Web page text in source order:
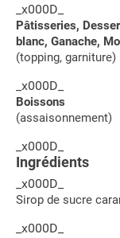
_x000D_
Pâtisseries,
blanc, Ganache,
(topping, garniture)
_x000D_
Boissons
(assaisonnement)
_x000D_
Ingrédients
_x000D_
Sirop de sucre
_x000D_